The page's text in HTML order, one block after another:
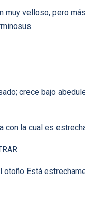
muy velloso, pero
crece bajo
con la cual es
Está